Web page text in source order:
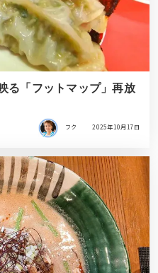
る「フットマップ」再放
フク 2025年10月17日